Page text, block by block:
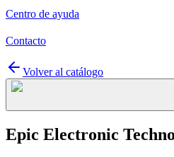
Centro de ayuda
Contacto
Volver al catálogo
Epic Electronic